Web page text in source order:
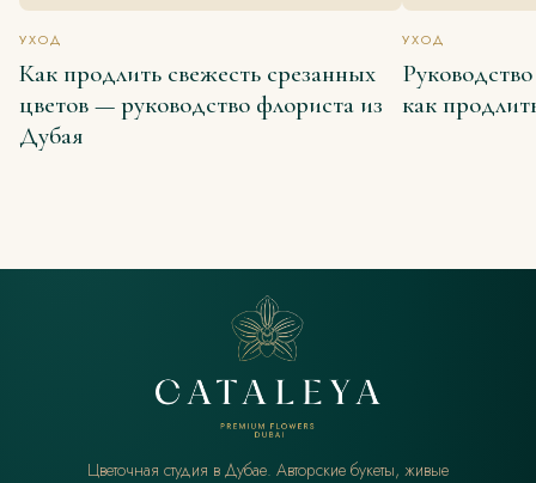
УХОД
Как продлить свежесть срезанных
цветов — руководство флориста из
Дубая
УХОД
как
Цветочная студия в Дубае. Авторские букеты, живые